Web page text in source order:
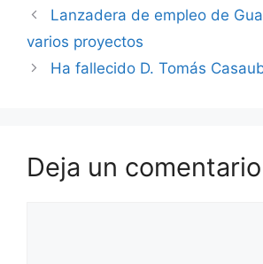
Lanzadera de empleo de
varios proyectos
Ha fallecido D. Tomás
Deja un comentario